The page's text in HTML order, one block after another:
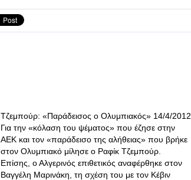
Τζεμπούρ: «Παράδεισος ο Ολυμπιακός» 14/4/2012
Για την «κόλαση του ψέματος» που έζησε στην
ΑΕΚ και τον «παράδεισο της αλήθειας» που βρήκε
στον Ολυμπιακό μίλησε ο Ραφίκ Τζεμπούρ.
Επίσης, ο Αλγερινός επιθετικός αναφέρθηκε στον
Βαγγέλη Μαρινάκη, τη σχέση του με τον Κέβιν